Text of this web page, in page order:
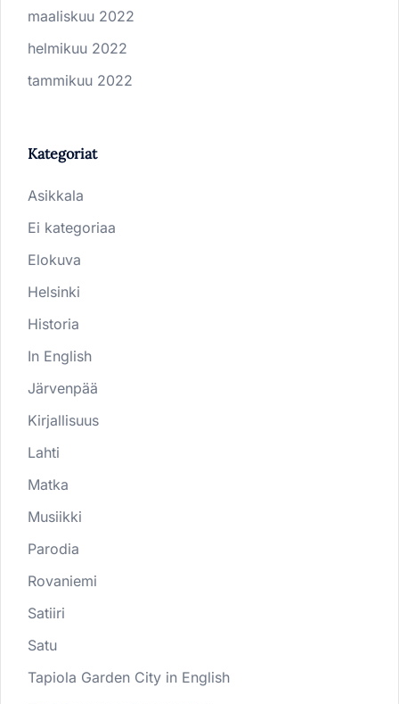
maaliskuu 2022
helmikuu 2022
tammikuu 2022
Kategoriat
Asikkala
Ei kategoriaa
Elokuva
Helsinki
Historia
In English
Järvenpää
Kirjallisuus
Lahti
Matka
Musiikki
Parodia
Rovaniemi
Satiiri
Satu
Tapiola Garden City in English